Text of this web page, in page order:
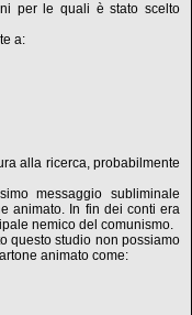
per le quali è stato scelto
a:
alla ricerca, probabilmente
messaggio subliminale
animato. In fin dei conti era
nemico del comunismo.
questo studio non possiamo
animato come: